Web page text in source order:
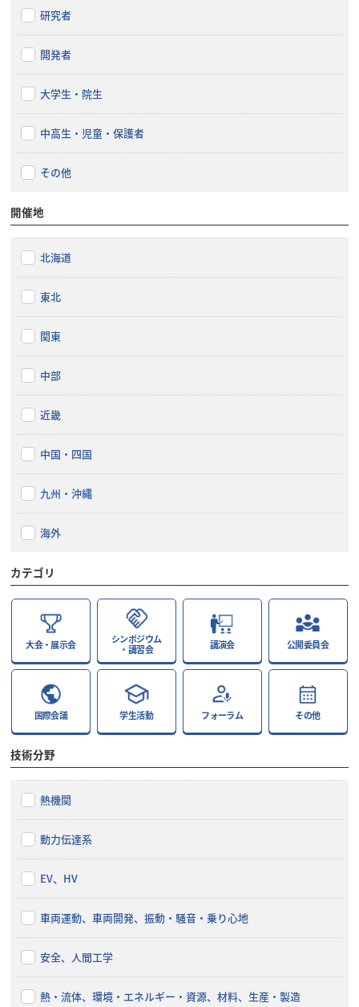
研究者
開発者
大学生・院生
中高生・児童・保護者
その他
開催地
北海道
東北
関東
中部
近畿
中国・四国
九州・沖縄
海外
カテゴリ
大会・展示会
シンポジウム
・講習会
講演会 公開委員会
国際会議 学生活動 フォーラム その他
技術分野
熱機関
動力伝達系
EV、HV
車両運動、車両開発、振動・騒音・乗り心地
安全、人間工学
熱・流体、環境・エネルギー・資源、材料、生産・製造